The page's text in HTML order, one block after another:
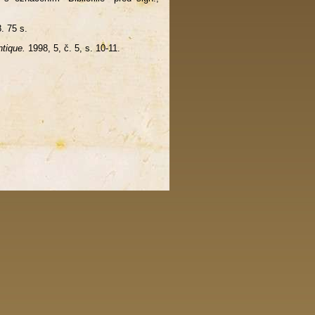
75 s.
1998, 5, č. 5, s. 10-11.